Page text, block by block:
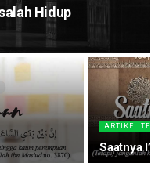
Hidup
ARTIKEL
Saatnya